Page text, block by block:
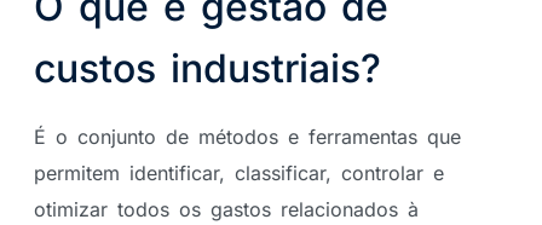
custos industriais?
É o conjunto de métodos e ferramentas que
permitem identificar, classificar, controlar e
otimizar todos os gastos relacionados à